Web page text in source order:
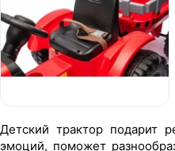
Детский трактор подарит
эмоций, поможет